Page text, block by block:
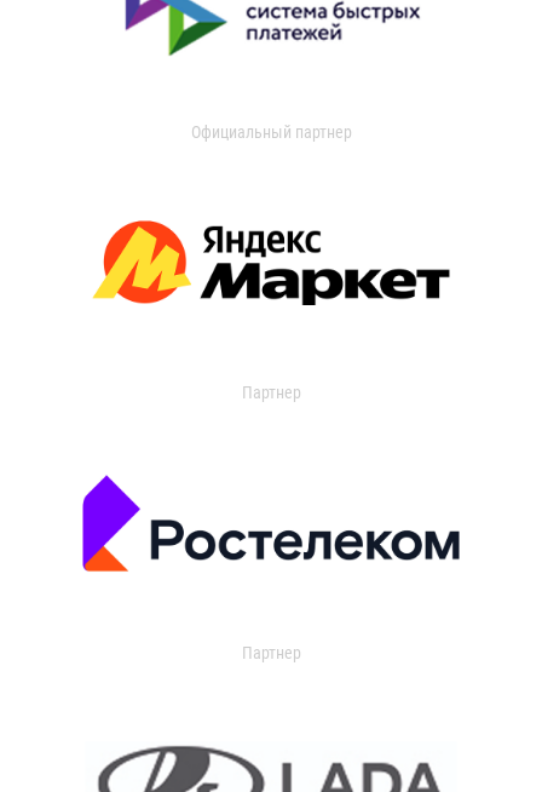
Официальный партнер
Партнер
Партнер